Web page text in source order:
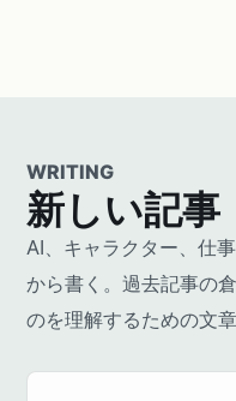
WRITING
新しい記事
AI、キャラクター、仕
から書く。過去記事の
のを理解するための文章